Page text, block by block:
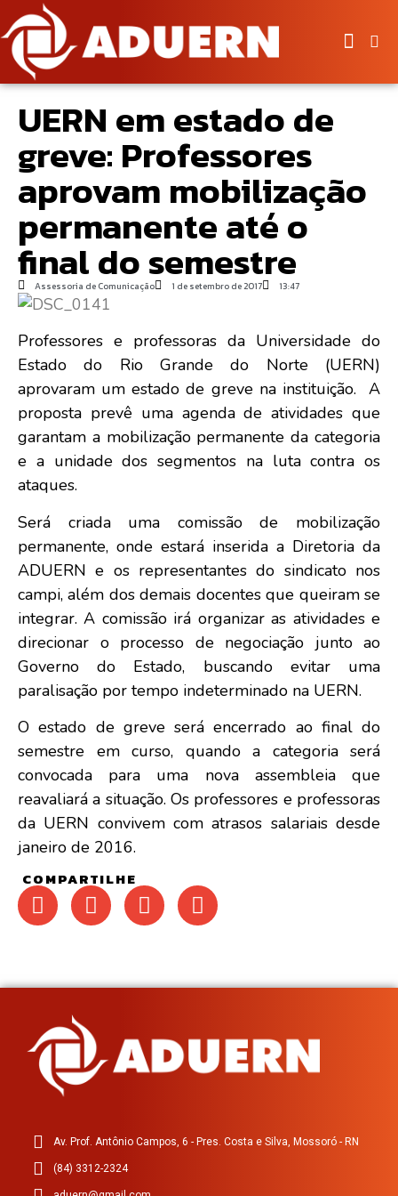
UERN em estado de
greve: Professores
aprovam mobilização
permanente até o
final do semestre
Assessoria de Comunicação 1 de setembro de 2017 13:47
Professores e professoras da Universidade do
Estado do Rio Grande do Norte (UERN)
aprovaram um estado de greve na instituição. A
proposta prevê uma agenda de atividades que
garantam a mobilização permanente da categoria
e a unidade dos segmentos na luta contra os
ataques.
Será criada uma comissão de mobilização
permanente, onde estará inserida a Diretoria da
ADUERN e os representantes do sindicato nos
campi, além dos demais docentes que queiram se
integrar. A comissão irá organizar as atividades e
direcionar o processo de negociação junto ao
Governo do Estado, buscando evitar uma
paralisação por tempo indeterminado na UERN.
O estado de greve será encerrado ao final do
semestre em curso, quando a categoria será
convocada para uma nova assembleia que
reavaliará a situação. Os professores e professoras
da UERN convivem com atrasos salariais desde
janeiro de 2016.
COMPARTILHE
Av. Prof. Antônio Campos, 6 - Pres. Costa e Silva, Mossoró - RN
(84) 3312-2324